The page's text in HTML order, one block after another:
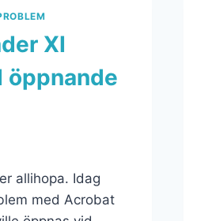
XI
öppnande
allihopa. Idag
med Acrobat